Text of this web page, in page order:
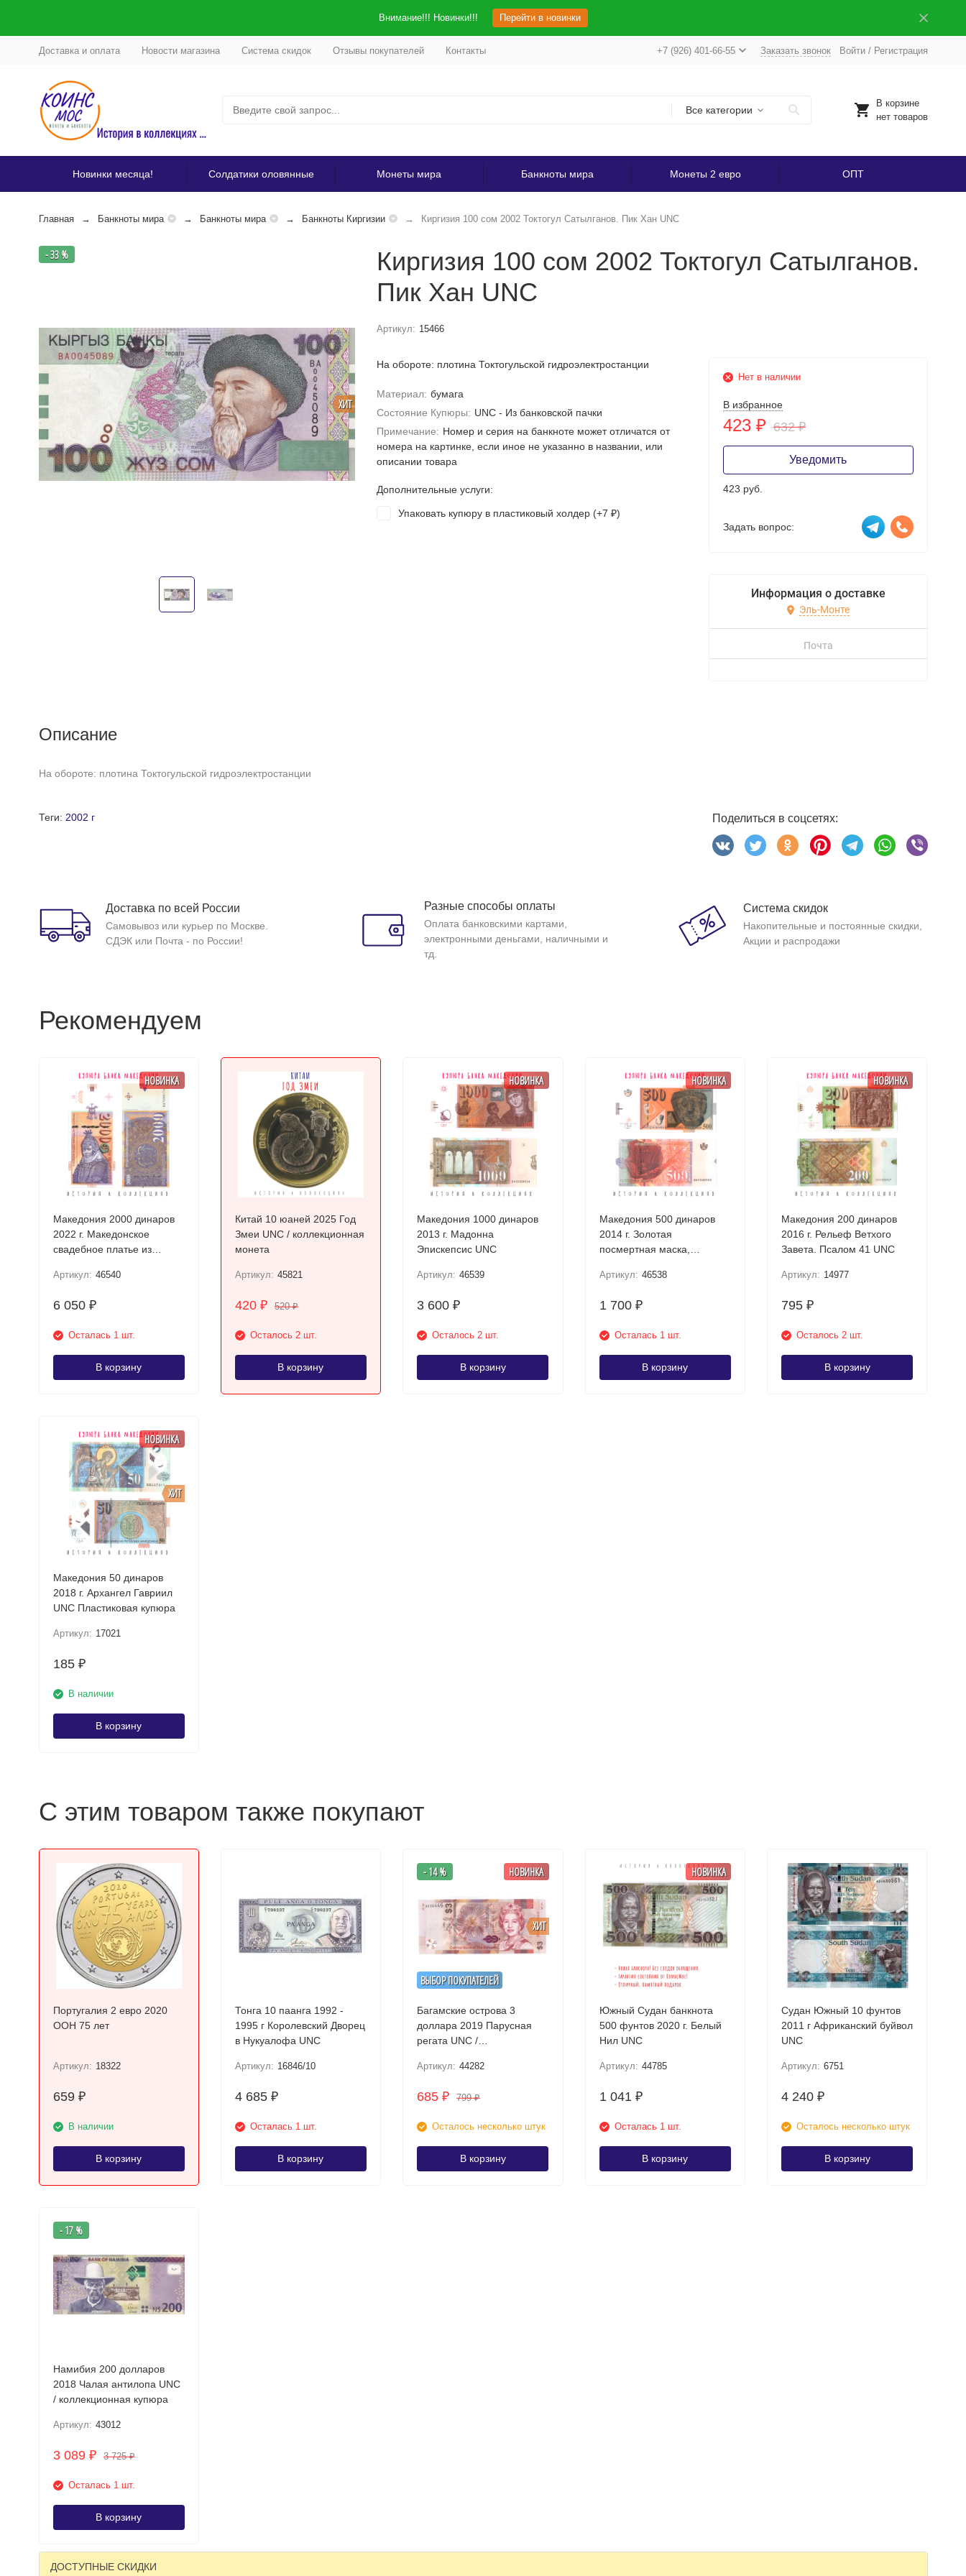
Внимание!!! Новинки!!! Перейти в новинки
Доставка и оплата Новости магазина Система скидок Отзывы покупателей Контакты +7 (926) 401-66-55 Заказать звонок Войти/ Регистрация
Все категории
В корзине
нет товаров
Новинки месяца! Солдатики оловянные Монеты мира Банкноты мира Монеты 2 евро ОПТ
Главная Банкноты мира Банкноты мира Банкноты Киргизии Киргизия 100 сом 2002 Токтогул Сатылганов. Пик Хан UNC
ХИТ
- 33 %
Киргизия 100 сом 2002 Токтогул Сатылганов.
Пик Хан UNC
Артикул: 15466
На обороте: плотина Токтогульской гидроэлектростанции
Материал: бумага
Состояние Купюры: UNC - Из банковской пачки
Примечание: Номер и серия на банкноте может отличатся от
номера на картинке, если иное не указанно в названии, или
описании товара
Дополнительные услуги:
Упаковать купюру в пластиковый холдер (+7 ₽)
Нет в наличии
В избранное
423 ₽ 632₽
Уведомить
423 руб.
Задать вопрос:
Информация о доставке
Эль-Монте
Почта
Описание
На обороте: плотина Токтогульской гидроэлектростанции
Теги: 2002 г Поделиться в соцсетях:
Доставка по всей России
Самовывоз или курьер по Москве.
СДЭК или Почта - по России!
Разные способы оплаты
Оплата банковскими картами,
электронными деньгами, наличными и
тд.
Система скидок
Накопительные и постоянные скидки,
Акции и распродажи
Рекомендуем
НОВИНКА
Македония 2000 динаров
2022 г. Македонское
свадебное платье из
Артикул: 46540
6 050 ₽
Осталась 1 шт.
В корзину
Китай 10 юаней 2025 Год
Змеи UNC / коллекционная
монета
Артикул: 45821
420 ₽ 520₽
Осталось 2 шт.
В корзину
НОВИНКА
Македония 1000 динаров
2013 г. Мадонна
Эпискепсис UNC
Артикул: 46539
3 600₽
Осталось 2 шт.
В корзину
НОВИНКА
Македония 500 динаров
2014 г. Золотая
посмертная маска,
Артикул: 46538
1 700 ₽
Осталась 1 шт.
В корзину
НОВИНКА
Македония 200 динаров
2016 г. Рельеф Ветхого
Завета. Псалом 41 UNC
Артикул: 14977
795₽
Осталось 2 шт.
В корзину
ХИТ
НОВИНКА
Македония 50 динаров
2018 г. Архангел Гавриил
UNC Пластиковая купюра
Артикул: 17021
185 ₽
В наличии
В корзину
С этим товаром также покупают
Португалия 2 евро 2020
ООН 75 лет
Артикул: 18322
659 ₽
В наличии
В корзину
Тонга 10 паанга 1992 -
1995 г Королевский Дворец
в Нукуалофа UNC
Артикул: 16846/10
4 685 ₽
Осталась 1 шт.
В корзину
ВЫБОР ПОКУПАТЕЛЕЙ
ХИТ
- 14 % НОВИНКА
Багамские острова 3
доллара 2019 Парусная
регата UNC /
Артикул: 44282
685₽ 799₽
Осталось несколько штук
В корзину
НОВИНКА
Южный Судан банкнота
500 фунтов 2020 г. Белый
Нил UNC
Артикул: 44785
1 041 ₽
Осталась 1 шт.
В корзину
Судан Южный 10 фунтов
2011 г Африканский буйвол
UNC
Артикул: 6751
4 240₽
Осталось несколько штук
В корзину
- 17 %
Намибия 200 долларов
2018 Чалая антилопа UNC
/ коллекционная купюра
Артикул: 43012
3 089 ₽ 3 725₽
Осталась 1 шт.
В корзину
ДОСТУПНЫЕ СКИДКИ